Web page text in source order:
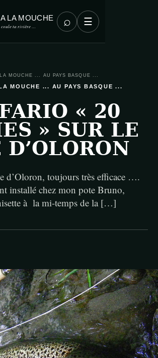
LA MOUCHE
coule ta rivière … ⌕ ☰
MOUCHE ... AU PAYS BASQUE ...
MOUCHE ... AU PAYS BASQUE ...
« 20
» SUR LE
D’OLORON
d’Oloron, toujours très efficace ….
installé chez mon pote Bruno,
à la mi-temps de la […]